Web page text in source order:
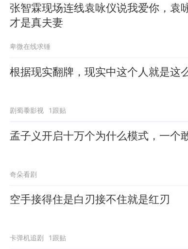
张智霖现场连线袁咏仪说我爱你，袁
才是真夫妻
卑微在线求锤
根据现实翻牌，现实中这个人就是这
剧蜀黍影视 1跟贴
孟子义开启十万个为什么模式，一个
奇朵看剧
空手接得住是白刃接不住就是红刃
卡弹机追剧 1跟贴